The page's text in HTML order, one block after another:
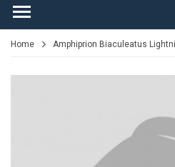
Home Amphiprion Biaculeatus